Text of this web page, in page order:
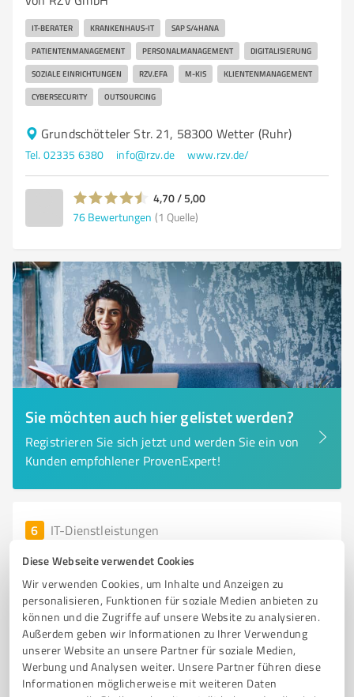
Diese Webseite verwendet Cookies
Wir verwenden Cookies, um Inhalte und Anzeigen zu
personalisieren, Funktionen für soziale Medien anbieten zu
können und die Zugriffe auf unsere Website zu analysieren.
Außerdem geben wir Informationen zu Ihrer Verwendung
unserer Website an unsere Partner für soziale Medien,
Werbung und Analysen weiter. Unsere Partner führen diese
Informationen möglicherweise mit weiteren Daten
IT-BERATER KRANKENHAUS-IT SAP S/4HANA
PATIENTENMANAGEMENT PERSONALMANAGEMENT DIGITALISIERUNG
SOZIALE EINRICHTUNGEN RZV.EFA M-KIS KLIENTENMANAGEMENT
CYBERSECURITY OUTSOURCING
Grundschötteler Str. 21, 58300 Wetter (Ruhr)
Tel. 02335 6380 info@rzv.de www.rzv.de/
4,70 / 5,00
76 Bewertungen (1 Quelle)
Sie möchten auch hier gelistet werden?
Registrieren Sie sich jetzt und werden Sie ein von
Kunden empfohlener ProvenExpert!
6 IT-Dienstleistungen
ETAMIO GmbH - Kassen mit System
ETAMIO GmbH – Innovative Kassensysteme und
mobile All-in-one-Terminals
KASSENSYSTEME MOBILES KASSENTERMINAL VECTRON A920 PLUS
IT-DIENSTLEISTUNGEN GASTRONOMIELÖSUNGEN
Auf d. Heide 3, 44803 Bochum